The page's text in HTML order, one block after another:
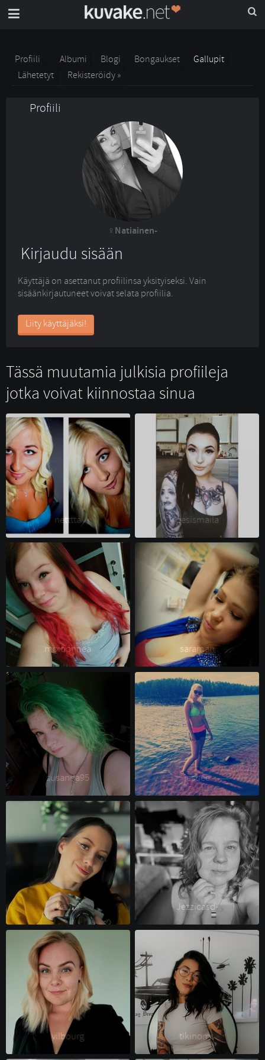
Profiili Albumi Blogi Bongaukset
Gallupit
Lähetetyt
Rekisteröidy »
Profiili
Natiainen-
Kirjaudu sisään
Käyttäjä on asettanut profiilinsa yksityiseksi. Vain
sisäänkirjautuneet voivat selata profiilia.
Liity käyttäjäksi!
Tässä muutamia julkisia profiileja
jotka voivat kiinnostaa sinua
netttta pesismaila
moioonnea saraman
susanna95 jesuee
Karita Jezzicasd-
vilbourg tikinoms